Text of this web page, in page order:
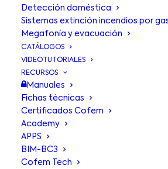
Detección doméstica
Sistemas extinción incendios por
Megafonía y evacuación
CATÁLOGOS
VIDEOTUTORIALES
RECURSOS
Manuales
Fichas técnicas
Certificados Cofem
Academy
APPS
BIM-BC3
Cofem Tech